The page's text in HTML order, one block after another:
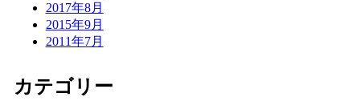
2017年8月
2015年9月
2011年7月
カテゴリー